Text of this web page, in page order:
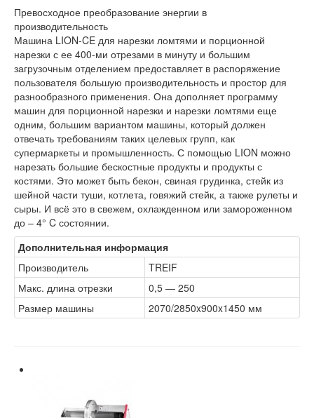
Превосходное преобразование энергии в
производительность
Машина LION-CE для нарезки ломтями и порционной
нарезки с ее 400-ми отрезами в минуту и большим
загрузочным отделением предоставляет в распоряжение
пользователя большую производительность и простор для
разнообразного применения. Она дополняет программу
машин для порционной нарезки и нарезки ломтями еще
одним, большим вариантом машины, который должен
отвечать требованиям таких целевых групп, как
супермаркеты и промышленность. С помощью LION можно
нарезать большие бескостные продукты и продукты с
костями. Это может быть бекон, свиная грудинка, стейк из
шейной части туши, котлета, говяжий стейк, а также рулеты и
сыры. И всё это в свежем, охлажденном или замороженном
до – 4° C состоянии.
Дополнительная информация
Производитель
TREIF
Макс. длина отрезки
0,5 — 250
Размер машины
2070/2850x900x1450 мм